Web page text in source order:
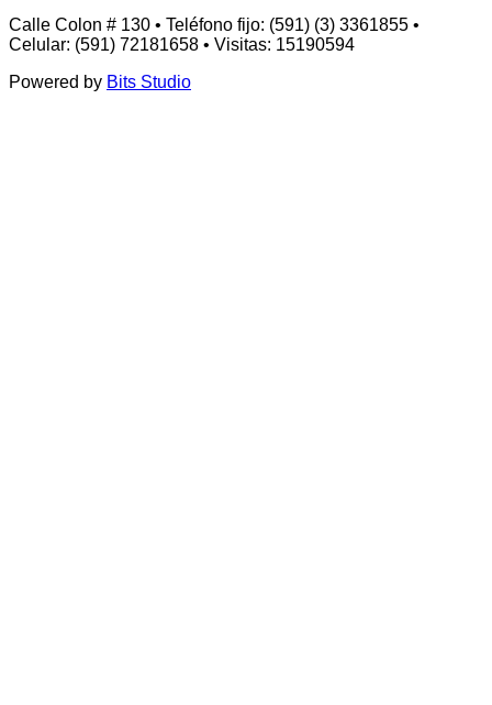
Calle Colon # 130 • Teléfono fijo: (591) (3) 3361855 •
Celular: (591) 72181658 • Visitas: 15190594
Powered by Bits Studio